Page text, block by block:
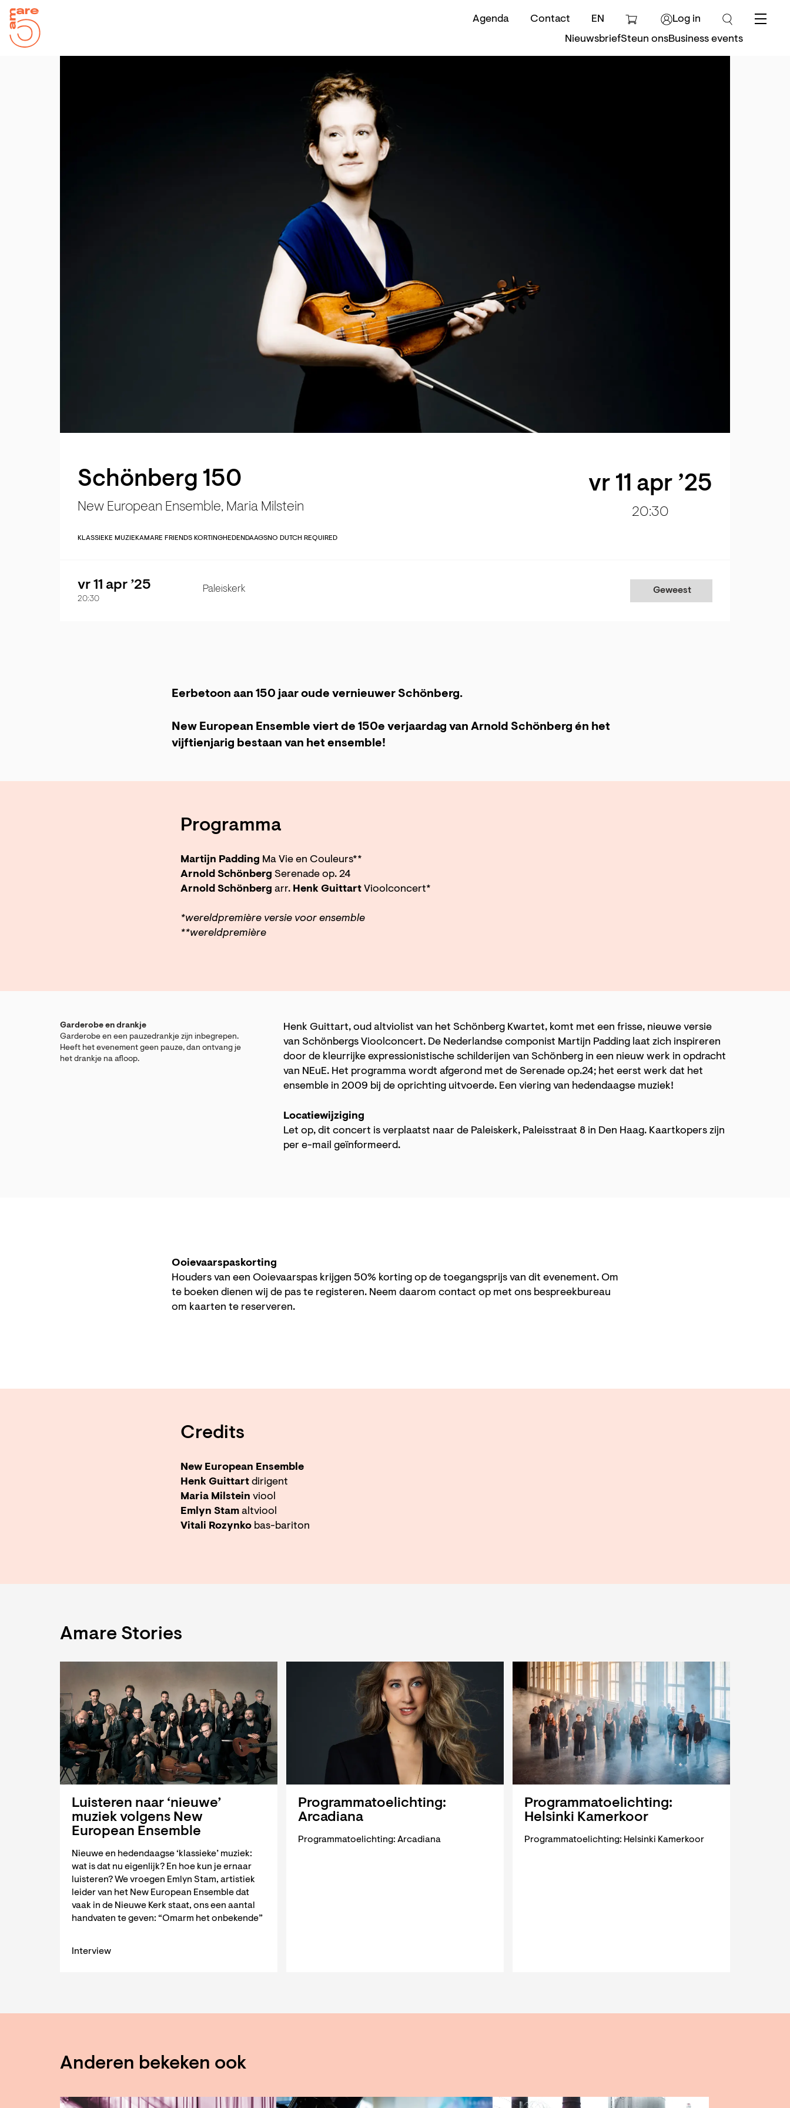
Agenda Contact EN
Log in
NieuwsbriefSteun onsBusiness events
Schönberg 150
New European Ensemble, Maria Milstein
KLASSIEKE MUZIEKAMARE FRIENDS KORTINGHEDENDAAGSNO DUTCH REQUIRED
vr 11 apr ’25
20:30
vr 11 apr ’25
20:30
Paleiskerk Geweest
Eerbetoon aan 150 jaar oude vernieuwer Schönberg.
New European Ensemble viert de 150e verjaardag van Arnold Schönberg én het
vijftienjarig bestaan van het ensemble!
Programma
Martijn Padding Ma Vie en Couleurs**
Arnold Schönberg Serenade op. 24
Arnold Schönberg arr. Henk Guittart Vioolconcert*
*wereldpremière versie voor ensemble
**wereldpremière
Henk Guittart, oud altviolist van het Schönberg Kwartet, komt met een frisse, nieuwe versie
van Schönbergs Vioolconcert. De Nederlandse componist Martijn Padding laat zich inspireren
door de kleurrijke expressionistische schilderijen van Schönberg in een nieuw werk in opdracht
van NEuE. Het programma wordt afgerond met de Serenade op.24; het eerst werk dat het
ensemble in 2009 bij de oprichting uitvoerde. Een viering van hedendaagse muziek!
Locatiewijziging
Let op, dit concert is verplaatst naar de Paleiskerk, Paleisstraat 8 in Den Haag. Kaartkopers zijn
per e-mail geïnformeerd.
Garderobe en drankje
Garderobe en een pauzedrankje zijn inbegrepen.
Heeft het evenement geen pauze, dan ontvang je
het drankje na afloop.
Ooievaarspaskorting
Houders van een Ooievaarspas krijgen 50% korting op de toegangsprijs van dit evenement. Om
te boeken dienen wij de pas te registeren. Neem daarom contact op met ons bespreekbureau
om kaarten te reserveren.
Credits
New European Ensemble
Henk Guittart dirigent
Maria Milstein viool
Emlyn Stam altviool
Vitali Rozynko bas-bariton
Amare Stories
Luisteren naar ‘nieuwe’
muziek volgens New
European Ensemble
Nieuwe en hedendaagse ‘klassieke’ muziek:
wat is dat nu eigenlijk? En hoe kun je ernaar
luisteren? We vroegen Emlyn Stam, artistiek
leider van het New European Ensemble dat
vaak in de Nieuwe Kerk staat, ons een aantal
handvaten te geven: “Omarm het onbekende”
Interview
Programmatoelichting:
Arcadiana
Programmatoelichting: Arcadiana
Programmatoelichting:
Helsinki Kamerkoor
Programmatoelichting: Helsinki Kamerkoor
Anderen bekeken ook